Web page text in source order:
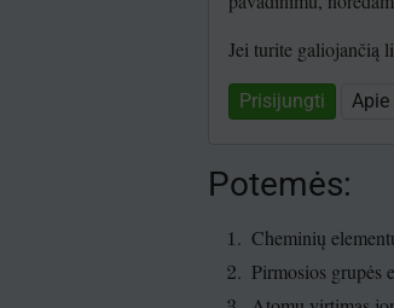
Jei turite galiojančią
Prisijungti Apie
Potemės:
Cheminių
Pirmosios grupės